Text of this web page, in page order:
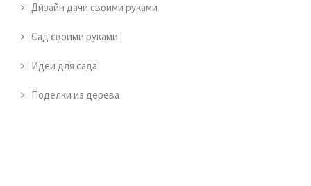
Дизайн дачи своими руками
Сад своими руками
Идеи для сада
Поделки из дерева